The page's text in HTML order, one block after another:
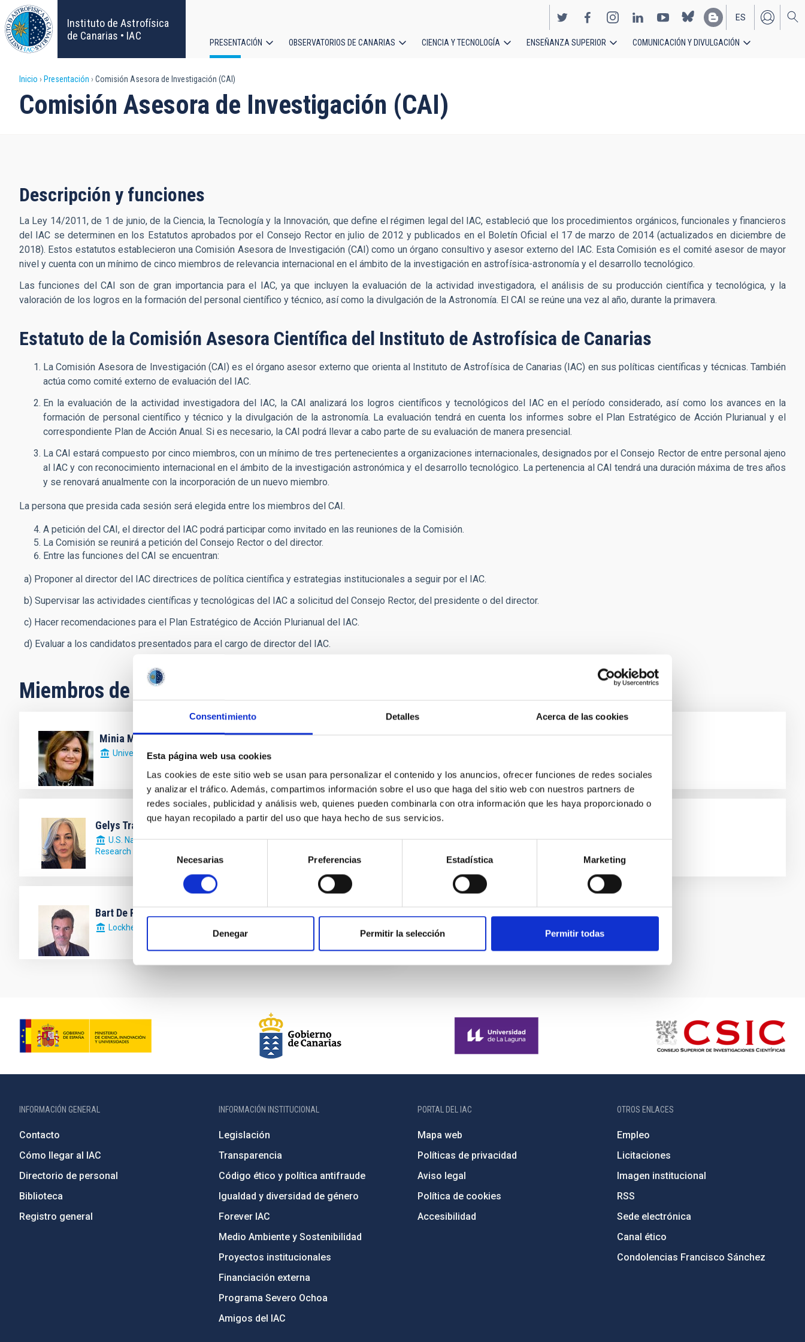
Consentimiento Detalles Acerca de las cookies
Esta página web usa cookies
Las cookies de este sitio web se usan para personalizar el contenido y los anuncios, ofrecer funciones de redes sociales
y analizar el tráfico. Además, compartimos información sobre el uso que haga del sitio web con nuestros partners de
redes sociales, publicidad y análisis web, quienes pueden combinarla con otra información que les haya proporcionado o
que hayan recopilado a partir del uso que haya hecho de sus servicios.
Selección
consentimiento
Necesarias Preferencias Estadística Marketing
Denegar Permitir la selección Permitir todas
Pasar
al
contenido
principal
Instituto de Astrofísica
de Canarias • IAC
EN
ES
Navegación
principal
PRESENTACIÓN OBSERVATORIOS DE CANARIAS CIENCIA Y TECNOLOGÍA ENSEÑANZA SUPERIOR COMUNICACIÓN Y DIVULGACIÓN
Sobrescribir
enlaces
a
la
navegación
Inicio Presentación Comisión Asesora de Investigación (CAI)
Comisión Asesora de Investigación (CAI)
Descripción y funciones
La Ley 14/2011, de 1 de junio, de la Ciencia, la Tecnología y la Innovación, que define el régimen legal del IAC, estableció que los procedimientos orgánicos, funcionales y financieros
del IAC se determinen en los Estatutos aprobados por el Consejo Rector en julio de 2012 y publicados en el Boletín Oficial el 17 de marzo de 2014 (actualizados en diciembre de
2018). Estos estatutos establecieron una Comisión Asesora de Investigación (CAI) como un órgano consultivo y asesor externo del IAC. Esta Comisión es el comité asesor de mayor
nivel y cuenta con un mínimo de cinco miembros de relevancia internacional en el ámbito de la investigación en astrofísica-astronomía y el desarrollo tecnológico.
Las funciones del CAI son de gran importancia para el IAC, ya que incluyen la evaluación de la actividad investigadora, el análisis de su producción científica y tecnológica, y la
valoración de los logros en la formación del personal científico y técnico, así como la divulgación de la Astronomía. El CAI se reúne una vez al año, durante la primavera.
Estatuto de la Comisión Asesora Científica del Instituto de Astrofísica de Canarias
La Comisión Asesora de Investigación (CAI) es el órgano asesor externo que orienta al Instituto de Astrofísica de Canarias (IAC) en sus políticas científicas y técnicas. También
actúa como comité externo de evaluación del IAC.
En la evaluación de la actividad investigadora del IAC, la CAI analizará los logros científicos y tecnológicos del IAC en el período considerado, así como los avances en la
formación de personal científico y técnico y la divulgación de la astronomía. La evaluación tendrá en cuenta los informes sobre el Plan Estratégico de Acción Plurianual y el
correspondiente Plan de Acción Anual. Si es necesario, la CAI podrá llevar a cabo parte de su evaluación de manera presencial.
La CAI estará compuesto por cinco miembros, con un mínimo de tres pertenecientes a organizaciones internacionales, designados por el Consejo Rector de entre personal ajeno
al IAC y con reconocimiento internacional en el ámbito de la investigación astronómica y el desarrollo tecnológico. La pertenencia al CAI tendrá una duración máxima de tres años
y se renovará anualmente con la incorporación de un nuevo miembro.
La persona que presida cada sesión será elegida entre los miembros del CAI.
A petición del CAI, el director del IAC podrá participar como invitado en las reuniones de la Comisión.
La Comisión se reunirá a petición del Consejo Rector o del director.
Entre las funciones del CAI se encuentran:
a) Proponer al director del IAC directrices de política científica y estrategias institucionales a seguir por el IAC.
b) Supervisar las actividades científicas y tecnológicas del IAC a solicitud del Consejo Rector, del presidente o del director.
c) Hacer recomendaciones para el Plan Estratégico de Acción Plurianual del IAC.
d) Evaluar a los candidatos presentados para el cargo de director del IAC.
Miembros de la comisión
Minia Manteiga Outeiro
Universidad de Coruña
Nancy A. Levenson
Gelys Trancho
U.S. National Science Foundation National Optical-Infrared Astronomy
Research Laboratory
Agencia Espacial Europea
Bart De Pontieu
Lockheed Martin Solar and Astrophysics Laboratory
INFORMACIÓN GENERAL
Contacto
Cómo llegar al IAC
Directorio de personal
Biblioteca
Registro general
INFORMACIÓN INSTITUCIONAL
Legislación
Transparencia
Código ético y política antifraude
Igualdad y diversidad de género
Forever IAC
Medio Ambiente y Sostenibilidad
Proyectos institucionales
Financiación externa
Programa Severo Ochoa
Amigos del IAC
PORTAL DEL IAC
Mapa web
Políticas de privacidad
Aviso legal
Política de cookies
Accesibilidad
OTROS ENLACES
Empleo
Licitaciones
Imagen institucional
RSS
Sede electrónica
Canal ético
Condolencias Francisco Sánchez